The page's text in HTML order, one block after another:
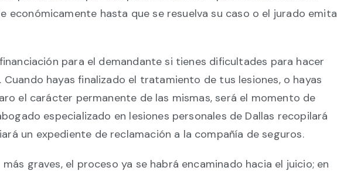
económicamente hasta que se resuelva su caso o el jurado emita
para el demandante si tienes dificultades para hacer
hayas finalizado el tratamiento de tus lesiones, o hayas
el carácter permanente de las mismas, será el momento de
especializado en lesiones personales de Dallas recopilará
un expediente de reclamación a la compañía de seguros.
graves, el proceso ya se habrá encaminado hacia el juicio; en